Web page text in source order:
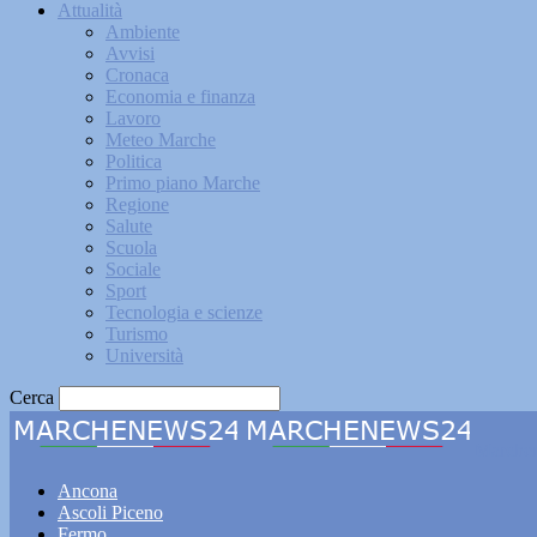
Attualità
Ambiente
Avvisi
Cronaca
Economia e finanza
Lavoro
Meteo Marche
Politica
Primo piano Marche
Regione
Salute
Scuola
Sociale
Sport
Tecnologia e scienze
Turismo
Università
Cerca
Ancona
Ascoli Piceno